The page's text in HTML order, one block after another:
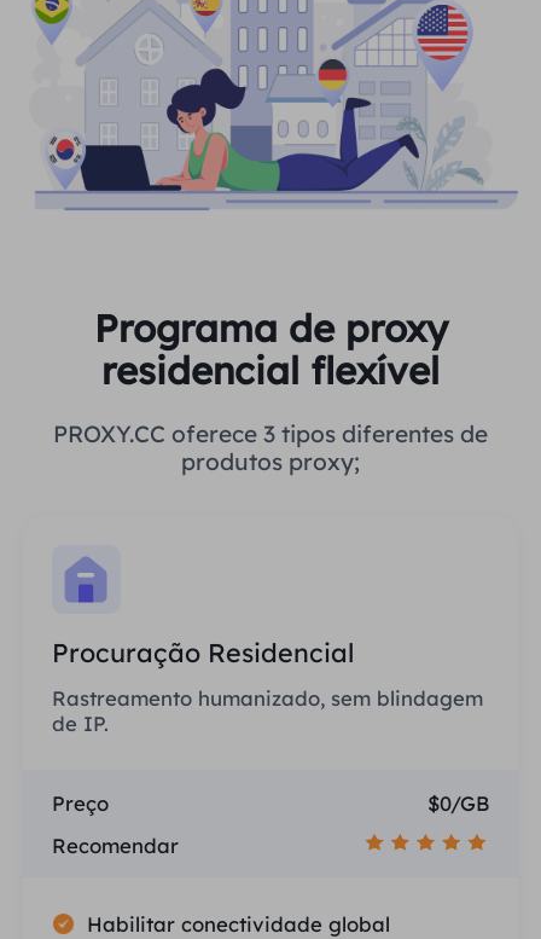
Programa de proxy
residencial flexível
PROXY.CC oferece 3 tipos diferentes de
produtos proxy;
Procuração Residencial
Rastreamento humanizado, sem blindagem
de IP.
Preço
$0/GB
Recomendar
Habilitar conectividade global